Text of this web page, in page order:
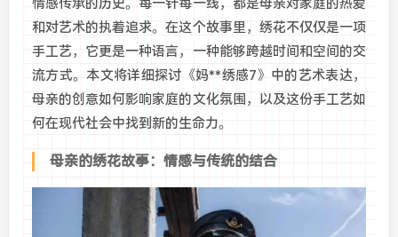
情感传承的历史。每一针每一线，都是母亲对家庭的热爱
和对艺术的执着追求。在这个故事里，绣花不仅仅是一项
手工艺，它更是一种语言，一种能够跨越时间和空间的交
流方式。本文将详细探讨《妈**绣感7》中的艺术表达，
母亲的创意如何影响家庭的文化氛围，以及这份手工艺如
何在现代社会中找到新的生命力。
母亲的绣花故事：情感与传统的结合